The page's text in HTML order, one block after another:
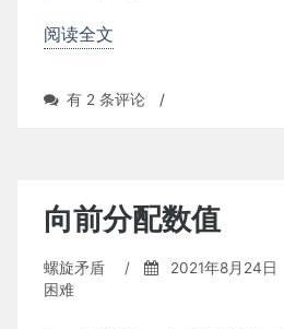
阅读全文
汇
金
流
有 2 条评论 /
向前分配数值
螺旋矛盾 / 2021年8月24日
困难